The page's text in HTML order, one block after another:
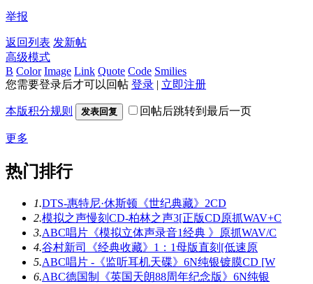
举报
返回列表 发新帖
高级模式
B Color Image Link Quote Code Smilies
您需要登录后才可以回帖 登录 | 立即注册
本版积分规则 发表回复 回帖后跳转到最后一页
更多
热门排行
1.DTS-惠特尼·休斯顿《世纪典藏》2CD
2.模拟之声慢刻CD-柏林之声3[正版CD原抓WAV+C
3.ABC唱片《模拟立体声录音1经典 》原抓WAV/C
4.谷村新司《经典收藏》1：1母版直刻[低速原
5.ABC唱片 -《监听耳机天碟》6N纯银镀膜CD [W
6.ABC德国制《英国天朗88周年纪念版》6N纯银